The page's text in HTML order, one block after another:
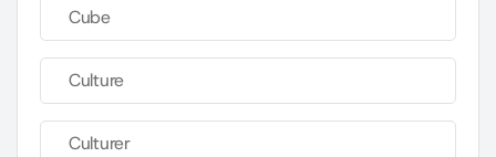
Cube
Culture
Culturer